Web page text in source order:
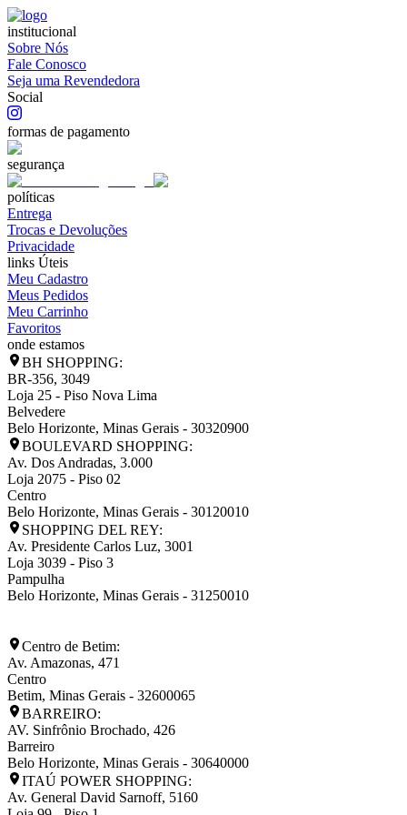
institucional
Sobre Nós
Fale Conosco
Seja uma Revendedora
Social
formas de pagamento
segurança
políticas
Entrega
Trocas e Devoluções
Privacidade
links Úteis
Meu Cadastro
Meus Pedidos
Meu Carrinho
Favoritos
onde estamos
BH SHOPPING:
BR-356, 3049
Loja 25 - Piso Nova Lima
Belvedere
Belo Horizonte, Minas Gerais - 30320900
BOULEVARD SHOPPING:
Av. Dos Andradas, 3.000
Loja 2075 - Piso 02
Centro
Belo Horizonte, Minas Gerais - 30120010
SHOPPING DEL REY:
Av. Presidente Carlos Luz, 3001
Loja 3039 - Piso 3
Pampulha
Belo Horizonte, Minas Gerais - 31250010
Centro de Betim:
Av. Amazonas, 471
Centro
Betim, Minas Gerais - 32600065
BARREIRO:
AV. Sinfrônio Brochado, 426
Barreiro
Belo Horizonte, Minas Gerais - 30640000
ITAÚ POWER SHOPPING:
Av. General David Sarnoff, 5160